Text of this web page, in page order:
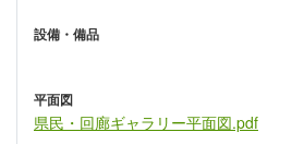
設備・備品
平面図
県民・回廊ギャラリー平面図.pdf